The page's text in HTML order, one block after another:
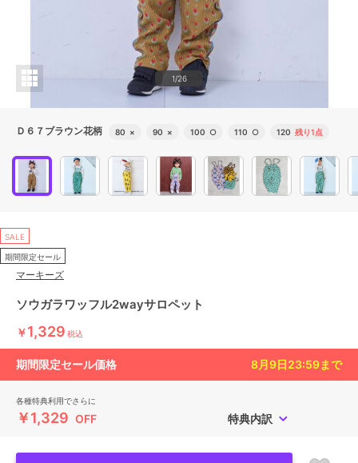
1/26
Ｄ６７ブラウン花柄 80 × 90 × 100 ○ 110 ○ 120 残り1点
SALE
期間限定セール
マーキーズ
ソウガラワッフル2wayサロペット
￥1,329 税込
期間限定セール価格 8月9日23:59まで
各種特典利用でさらに
￥1,329 OFF 特典内訳